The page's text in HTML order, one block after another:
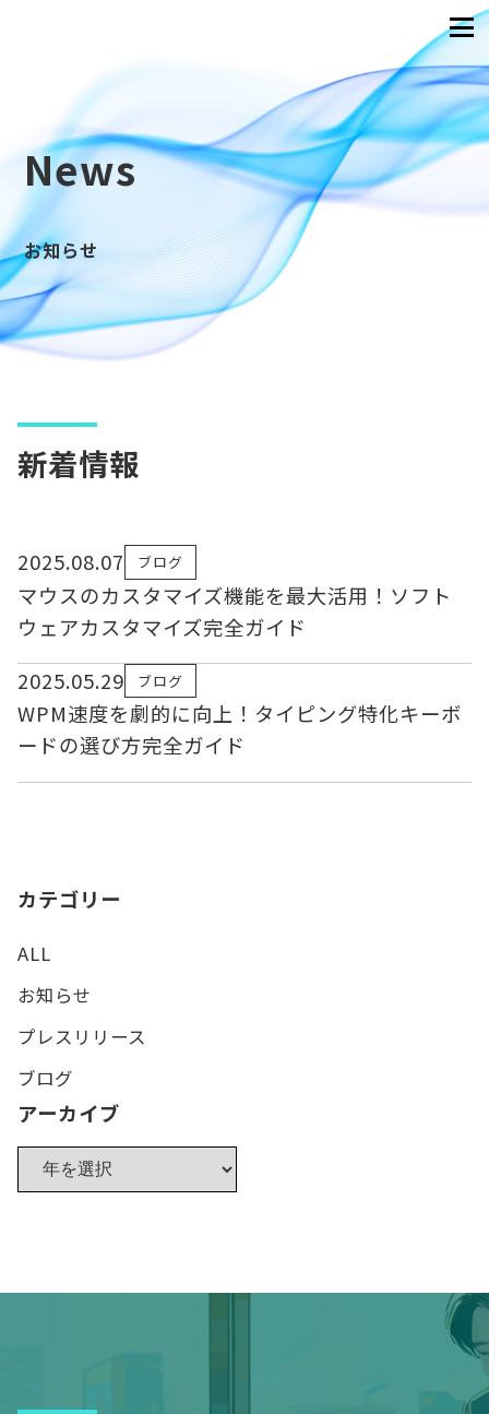
News
お知らせ
新着情報
2025.08.07 ブログ
マウスのカスタマイズ機能を最大活用！ソフト
ウェアカスタマイズ完全ガイド
2025.05.29
ブログ
WPM速度を劇的に向上！タイピング特化キーボ
ードの選び方完全ガイド
カテゴリー
ALL
お知らせ
プレスリリース
ブログ
アーカイブ